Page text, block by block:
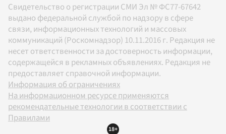
Свидетельство о регистрации СМИ Эл № ФС77-67642
выдано федеральной службой по надзору в сфере
связи, информационных технологий и массовых
коммуникаций (Роскомнадзор) 10.11.2016 г. Редакция не
несет ответственности за достоверность информации,
содержащейся в рекламных объявлениях. Редакция не
предоставляет справочной информации.
Информация об ограничениях
На информационном ресурсе применяются
рекомендательные технологии в соответствии с
Правилами
18+